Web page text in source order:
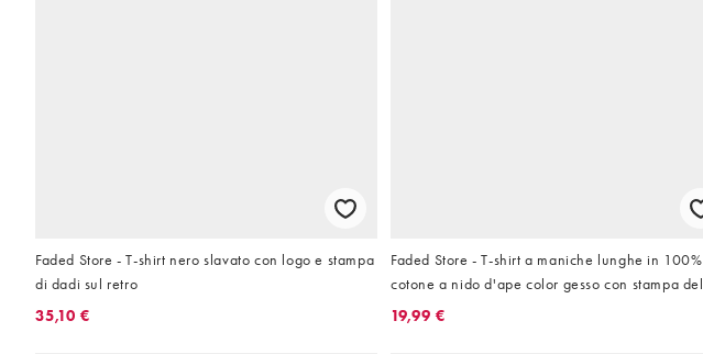
Faded Store - T-shirt nero slavato con logo e stampa
di dadi sul retro
35,10 €
Faded Store - T-shirt a maniche lunghe in 100%
cotone a nido d'ape color gesso con stampa del
logo sul davanti
19,99 €